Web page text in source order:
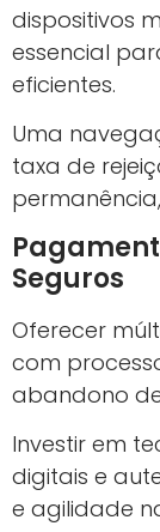
Mapear
cliente
estratégicas
Testes A/
Testar
anúncios
funciona
aumentam
marketing
Etapa
do
Funil